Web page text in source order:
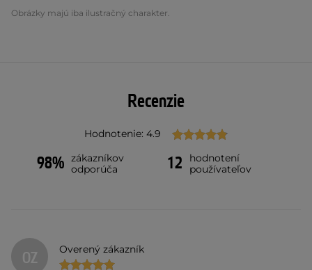
Obrázky majú iba ilustračný charakter.
Recenzie
Hodnotenie: 4.9
98% zákazníkov
odporúča
12
hodnotení
používateľov
OZ Overený zákazník